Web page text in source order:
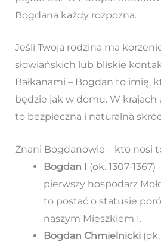
Bogdana każdy rozpozna.
Jeśli Twoja rodzina ma
słowiańskich lub bliskie
Bałkanami – Bogdan to imię,
będzie jak w domu. W krajach
to bezpieczna i naturalna
Znani Bogdanowie – kto nosi
Bogdan I (ok. 1307-1367)
pierwszy hospodarz
to postać o statusie
naszym Mieszkiem I.
Bogdan Chmielnicki(ok.